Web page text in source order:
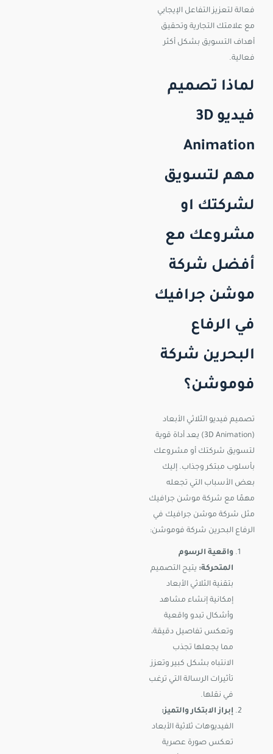
فعالة لتعزيز التفاعل الإيجابي
مع علامتك التجارية وتحقيق
أهداف التسويق بشكل أكثر
فعالية.
لماذا تصميم
فيديو 3D
Animation
مهم لتسويق
لشركتك او
مشروعك مع
أفضل شركة
موشن جرافيك
في الرفاع
البحرين شركة
فوموشن؟
تصميم فيديو الثلاثي الأبعاد
(3D Animation) يعد أداة قوية
لتسويق شركتك أو مشروعك
بأسلوب مبتكر وجذاب. إليك
بعض الأسباب التي تجعله
مهمًا مع شركة موشن جرافيك
مثل شركة موشن جرافيك في
الرفاع البحرين شركة فوموشن:
واقعية الرسوم
المتحركة: يتيح التصميم
بتقنية الثلاثي الأبعاد
إمكانية إنشاء مشاهد
وأشكال تبدو واقعية
وتعكس تفاصيل دقيقة،
مما يجعلها تجذب
الانتباه بشكل كبير وتعزز
تأثيرات الرسالة التي ترغب
في نقلها.
إبراز الابتكار والتميز:
الفيديوهات ثلاثية الأبعاد
تعكس صورة عصرية